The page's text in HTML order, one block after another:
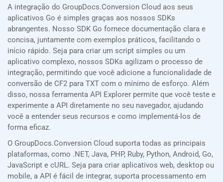
A integração do GroupDocs.Conversion Cloud aos seus
aplicativos Go é simples graças aos nossos SDKs
abrangentes. Nosso SDK Go fornece documentação clara e
concisa, juntamente com exemplos práticos, facilitando o
início rápido. Seja para criar um script simples ou um
aplicativo complexo, nossos SDKs agilizam o processo de
integração, permitindo que você adicione a funcionalidade de
conversão de CF2 para TXT com o mínimo de esforço. Além
disso, nossa ferramenta API Explorer permite que você teste e
experimente a API diretamente no seu navegador, ajudando
você a entender seus recursos e como implementá-los de
forma eficaz.
O GroupDocs.Conversion Cloud suporta todas as principais
plataformas, como .NET, Java, PHP, Ruby, Python, Android, Go,
JavaScript e cURL. Seja para criar aplicativos web, desktop ou
mobile, a API é fácil de integrar, suporta processamento em